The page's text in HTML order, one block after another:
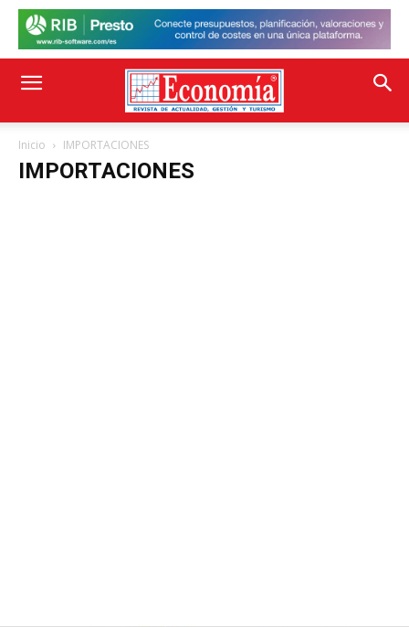
Inicio IMPORTACIONES
IMPORTACIONES